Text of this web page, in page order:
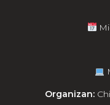
Organizan: